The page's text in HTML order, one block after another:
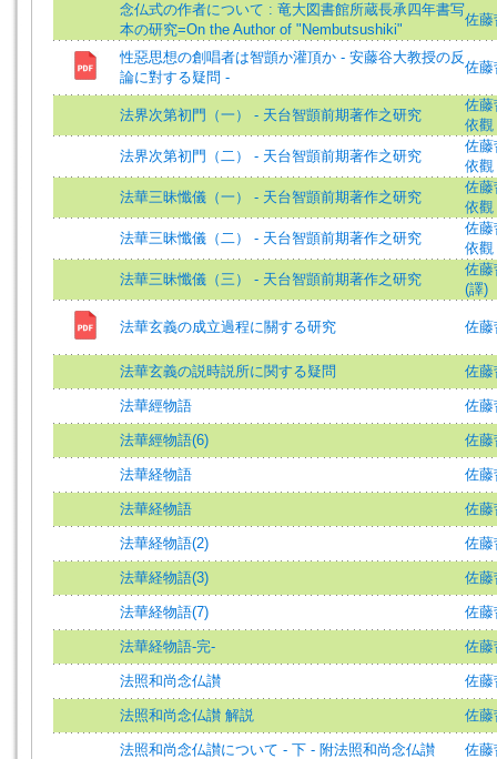
念仏式の作者について : 竜大図書館所蔵長承四年書写
本の研究=On the Author of "Nembutsushiki"
佐藤
性惡思想の創唱者は智顗か灌頂か - 安藤谷大教授の反
論に對する疑問 -
佐藤
法界次第初門（一） - 天台智顗前期著作之研究
佐藤
依觀
法界次第初門（二） - 天台智顗前期著作之研究
佐藤
依觀
法華三昧懺儀（一） - 天台智顗前期著作之研究
佐藤
依觀
法華三昧懺儀（二） - 天台智顗前期著作之研究
佐藤
依觀
法華三昧懺儀（三） - 天台智顗前期著作之研究
佐
(譯)
法華玄義の成立過程に關する研究 佐藤
法華玄義の説時説所に関する疑問 佐藤
法華經物語 佐藤
法華經物語(6) 佐藤
法華経物語 佐藤
法華経物語 佐藤
法華経物語(2) 佐藤
法華経物語(3) 佐藤
法華経物語(7) 佐藤
法華経物語-完- 佐藤
法照和尚念仏讃 佐藤
法照和尚念仏讃 解説 佐藤
法照和尚念仏讃について - 下 - 附法照和尚念仏讃 佐藤